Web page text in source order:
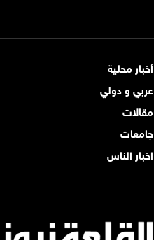
أخبار محلية
عربي و دولي
مقالات
جامعات
اخبار الناس